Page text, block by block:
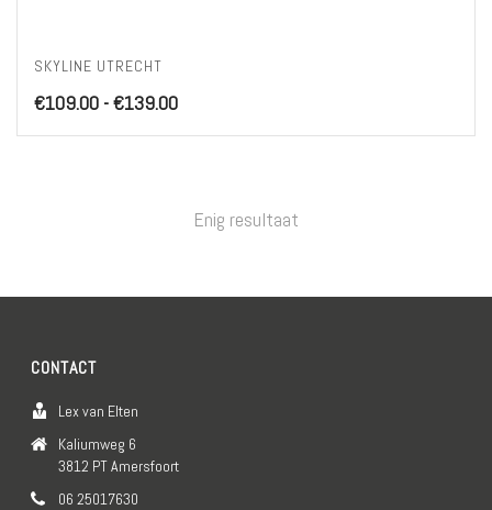
SKYLINE UTRECHT
€109.00 -€139.00Prijsklasse:
€109.00
Enig resultaat
CONTACT
Lex van Elten
Kaliumweg 6
3812 PT Amersfoort
06 25017630